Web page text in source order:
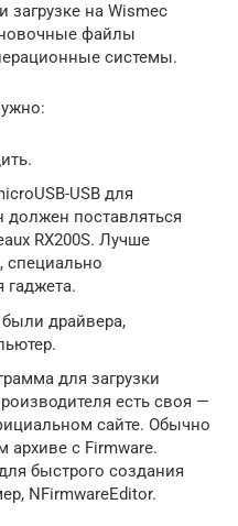
на Wismec
файлы
системы.
USB для
поставляться
RX200S. Лучше
специально
гаджета.
драйвера,
для загрузки
есть своя —
сайте. Обычно
архиве с Firmware.
быстрого создания
NFirmwareEditor.